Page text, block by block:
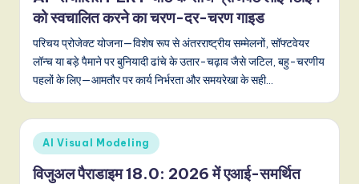
T
r
e
n
d
s
in
को स्वचालित करने का चरण-दर-चरण गाइड
परिचय प्रोजेक्ट योजना—विशेष रूप से अंतरराष्ट्रीय सम्मेलनों, सॉफ्टवेयर
लॉन्च या बड़े पैमाने पर बुनियादी ढांचे के उतार-चढ़ाव जैसे जटिल, बहु-चरणीय
पहलों के लिए—आमतौर पर कार्य निर्भरता और समयरेखा के सही…
Posted
in
AI Visual Modeling
विजुअल पैराडाइम 18.0: 2026 में एआई-समर्थित